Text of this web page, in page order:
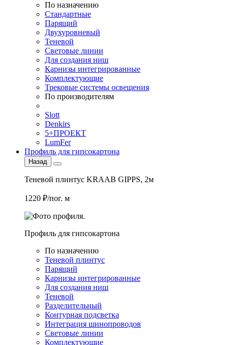
По назначению
Стандартные
Парящий
Двухуровневый
Теневой
Световые линии
Для создания ниш
Карнизы интегрированные
Комплектующие
Трековые системы освещения
По производителям
Slott
Denkirs
5+ПРОЕКТ
LumFer
Профиль для гипсокартона
Назад
Теневой плинтус KRAAB GIPPS, 2м
1220 ₽/пог. м
Профиль для гипсокартона
По назначению
Теневой плинтус
Парящий
Карнизы интегрированные
Для создания ниш
Теневой
Разделительный
Контурная подсветка
Интеграция шинопроводов
Световые линии
Комплектующие